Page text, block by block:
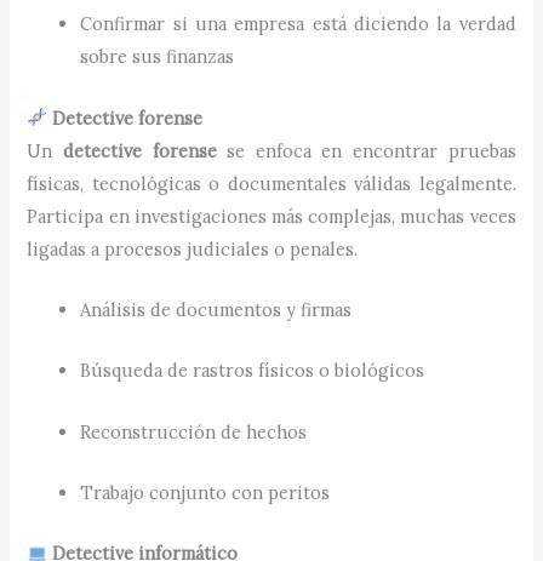
Confirmar si una empresa está diciendo la verdad
sobre sus finanzas
Detective forense
Undetective forensese enfoca en encontrar pruebas
físicas, tecnológicas o documentales válidas legalmente.
Participa en investigaciones más complejas, muchas veces
ligadas a procesos judiciales o penales.
Análisis de documentos y firmas
Búsqueda de rastros físicos o biológicos
Reconstrucción de hechos
Trabajo conjunto con peritos
Detective informático